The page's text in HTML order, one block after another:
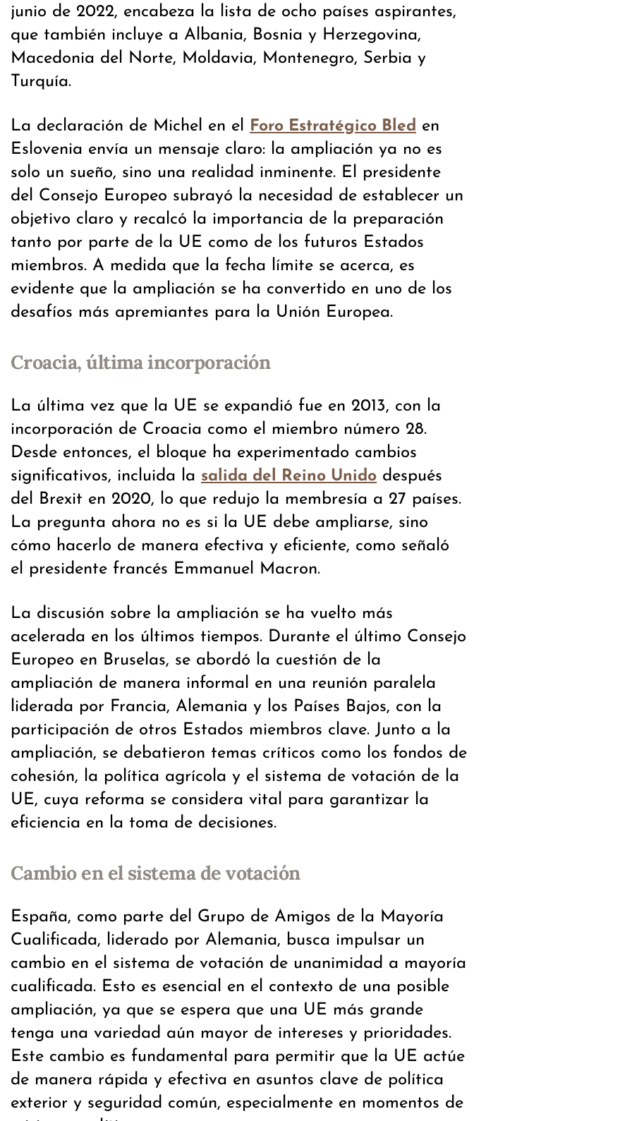
junio de 2022, encabeza la lista de ocho países aspirantes,
que también incluye a Albania, Bosnia y Herzegovina,
Macedonia del Norte, Moldavia, Montenegro, Serbia y
Turquía.
La declaración de Michel en el Foro Estratégico Bled en
Eslovenia envía un mensaje claro: la ampliación ya no es
solo un sueño, sino una realidad inminente. El presidente
del Consejo Europeo subrayó la necesidad de establecer un
objetivo claro y recalcó la importancia de la preparación
tanto por parte de la UE como de los futuros Estados
miembros. A medida que la fecha límite se acerca, es
evidente que la ampliación se ha convertido en uno de los
desafíos más apremiantes para la Unión Europea.
Croacia, última incorporación
La última vez que la UE se expandió fue en 2013, con la
incorporación de Croacia como el miembro número 28.
Desde entonces, el bloque ha experimentado cambios
significativos, incluida la salida del Reino Unido después
del Brexit en 2020, lo que redujo la membresía a 27 países.
La pregunta ahora no es si la UE debe ampliarse, sino
cómo hacerlo de manera efectiva y eficiente, como señaló
el presidente francés Emmanuel Macron.
La discusión sobre la ampliación se ha vuelto más
acelerada en los últimos tiempos. Durante el último Consejo
Europeo en Bruselas, se abordó la cuestión de la
ampliación de manera informal en una reunión paralela
liderada por Francia, Alemania y los Países Bajos, con la
participación de otros Estados miembros clave. Junto a la
ampliación, se debatieron temas críticos como los fondos de
cohesión, la política agrícola y el sistema de votación de la
UE, cuya reforma se considera vital para garantizar la
eficiencia en la toma de decisiones.
Cambio en el sistema de votación
España, como parte del Grupo de Amigos de la Mayoría
Cualificada, liderado por Alemania, busca impulsar un
cambio en el sistema de votación de unanimidad a mayoría
cualificada. Esto es esencial en el contexto de una posible
ampliación, ya que se espera que una UE más grande
tenga una variedad aún mayor de intereses y prioridades.
Este cambio es fundamental para permitir que la UE actúe
de manera rápida y efectiva en asuntos clave de política
exterior y seguridad común, especialmente en momentos de